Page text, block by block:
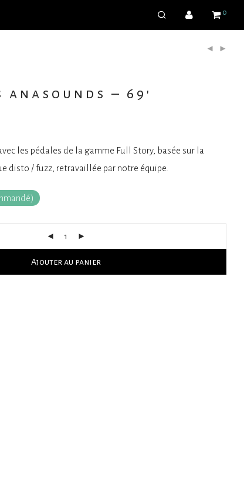
0
– 69′
les pédales de la gamme Full Story, basée sur la
disto / fuzz, retravaillée par notre équipe.
Ajouter au panier